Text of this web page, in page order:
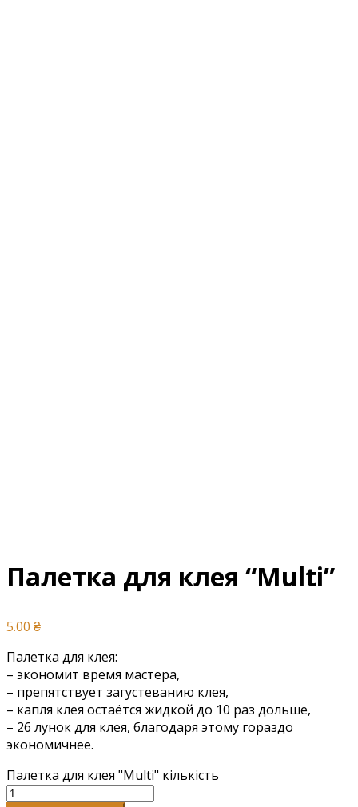
Палетка для клея “Multi”
5.00 ₴
Палетка для клея:
– экономит время мастера,
– препятствует загустеванию клея,
– капля клея остаётся жидкой до 10 раз дольше,
– 26 лунок для клея, благодаря этому гораздо
экономичнее.
Палетка для клея "Multi" кількість